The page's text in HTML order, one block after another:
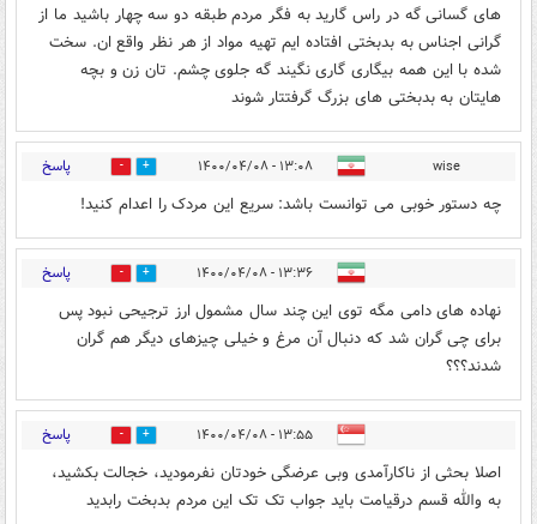
های گسانی گه در راس گارید به فگر مردم طبقه دو سه چهار باشید ما از
گرانی اجناس به بدبختی افتاده ایم تهیه مواد از هر نظر واقع ان. سخت
شده با این همه بیگاری گاری نگیند گه جلوی چشم. تان زن و بچه
هایتان به بدبختی های بزرگ گرفتتار شوند
wise ۱۳:۰۸ - ۱۴۰۰/۰۴/۰۸ 1 پاسخ
چه دستور خوبی می توانست باشد: سریع این مردک را اعدام کنید!
۱۳:۳۶ - ۱۴۰۰/۰۴/۰۸ 2 پاسخ
نهاده های دامی مگه توی این چند سال مشمول ارز ترجیحی نبود پس
برای چی گران شد که دنبال آن مرغ و خیلی چیزهای دیگر هم گران
شدند؟؟؟
۱۳:۵۵ - ۱۴۰۰/۰۴/۰۸ 2 پاسخ
اصلا بحثی از ناکارآمدی وبی عرضگی خودتان نفرمودید، خجالت بکشید،
به والله قسم درقیامت باید جواب تک تک این مردم بدبخت رابدید